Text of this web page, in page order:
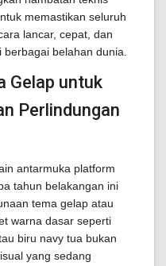
memastikan seluruh
lancar, cepat, dan
belahan dunia.
Gelap untuk
Perlindungan
antarmuka platform
tahun belakangan ini
tema gelap atau
warna dasar seperti
biru navy tua bukan
yang sedang